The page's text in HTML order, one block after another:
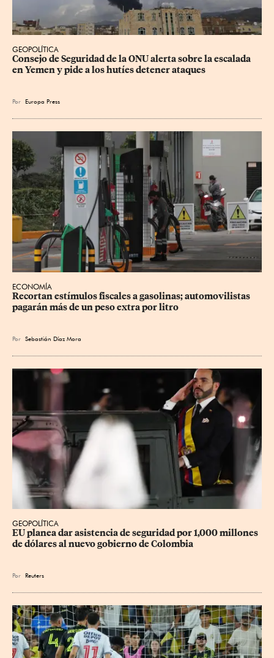
GEOPOLÍTICA
Consejo de Seguridad de la ONU alerta sobre la escalada
en Yemen y pide a los hutíes detener ataques
Por Europa Press
ECONOMÍA
Recortan estímulos fiscales a gasolinas; automovilistas
pagarán más de un peso extra por litro
Por Sebastián Díaz Mora
GEOPOLÍTICA
EU planea dar asistencia de seguridad por 1,000 millones
de dólares al nuevo gobierno de Colombia
Por Reuters